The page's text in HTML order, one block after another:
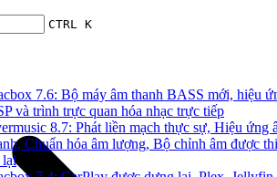
CTRL K
7.6: Bộ máy âm thanh BASS mới, hiệu
và trình trực quan hóa nhạc trực tiếp
8.7: Phát liền mạch thực sự, Hiệu ứng
Chuẩn hóa âm lượng, Bộ chỉnh âm được
lại